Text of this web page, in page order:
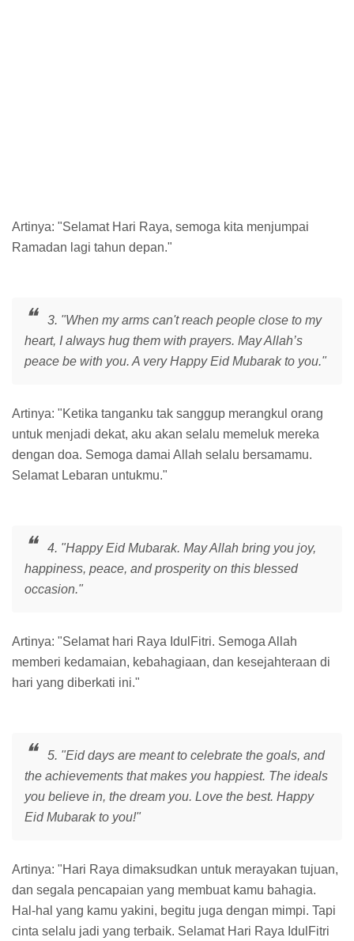
Artinya: "Selamat Hari Raya, semoga kita menjumpai
Ramadan lagi tahun depan."
3. "When my arms can't reach people close to my
heart, I always hug them with prayers. May Allah’s
peace be with you. A very Happy Eid Mubarak to you."
Artinya: "Ketika tanganku tak sanggup merangkul orang
untuk menjadi dekat, aku akan selalu memeluk mereka
dengan doa. Semoga damai Allah selalu bersamamu.
Selamat Lebaran untukmu."
4. "Happy Eid Mubarak. May Allah bring you joy,
happiness, peace, and prosperity on this blessed
occasion."
Artinya: "Selamat hari Raya IdulFitri. Semoga Allah
memberi kedamaian, kebahagiaan, dan kesejahteraan di
hari yang diberkati ini."
5. "Eid days are meant to celebrate the goals, and
the achievements that makes you happiest. The ideals
you believe in, the dream you. Love the best. Happy
Eid Mubarak to you!"
Artinya: "Hari Raya dimaksudkan untuk merayakan tujuan,
dan segala pencapaian yang membuat kamu bahagia.
Hal-hal yang kamu yakini, begitu juga dengan mimpi. Tapi
cinta selalu jadi yang terbaik. Selamat Hari Raya IdulFitri